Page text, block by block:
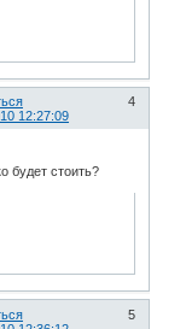
4
12:27:09
будет стоить?
5